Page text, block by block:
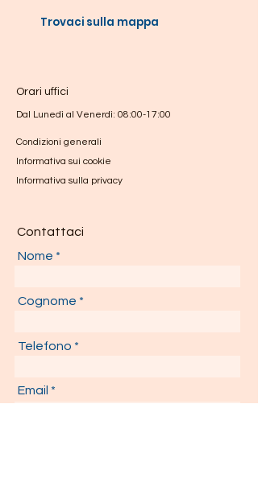
Trovaci sulla mappa
Orari uffici
Dal Lunedì al Venerdì: 08:00-17:00
Condizioni generali
Informativa sui cookie
Informativa sulla privacy
Contattaci
Nome
Cognome
Telefono
Email